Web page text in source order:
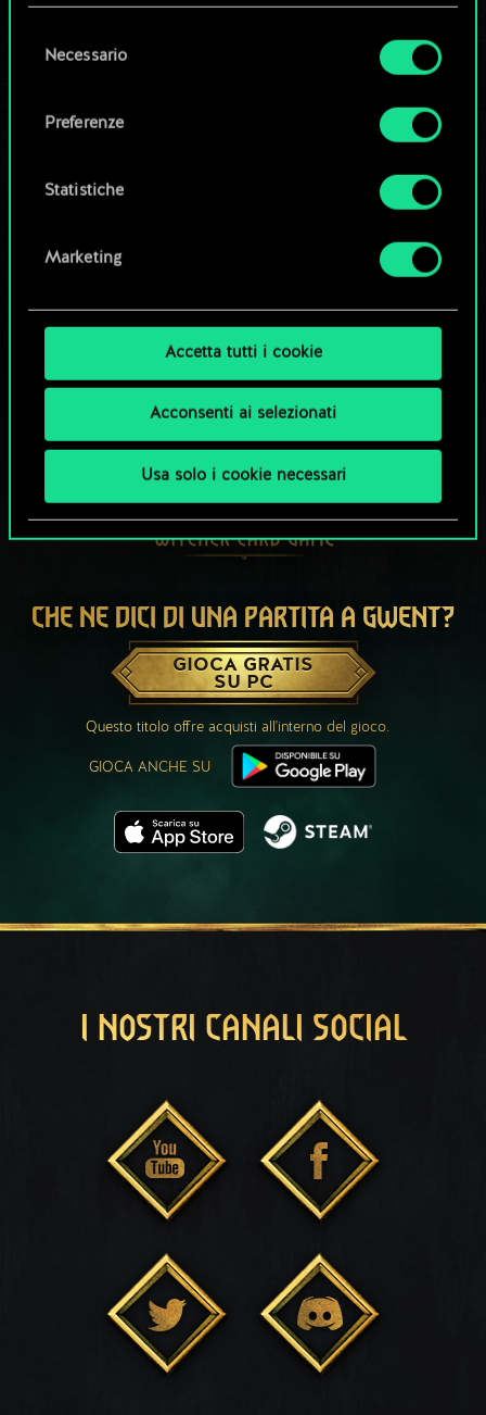
Tutti i dettagli su come utilizziamo i cookie e su
disponibili nel menu "Impostazioni" qui sotto.
delNecessario
Preferenze
Statistiche
Marketing
Accetta tutti i cookie
Acconsenti ai selezionati
Usa solo i cookie necessari
Esplora i mazzi della community
CHE NE DICI DI UNA PARTITA A GWENT?
GIOCA GRATIS
SU PC
Questo titolo offre acquisti all'interno del gioco.
GIOCA ANCHE SU
I NOSTRI CANALI SOCIAL